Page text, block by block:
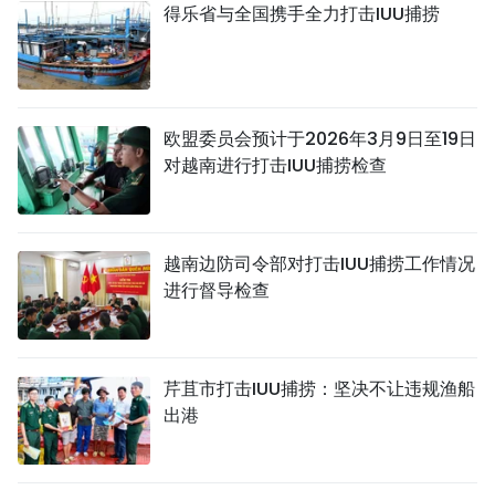
РУССКИЙ
得乐省与全国携手全力打击IUU捕捞
欧盟委员会预计于2026年3月9日至19日
对越南进行打击IUU捕捞检查
越南边防司令部对打击IUU捕捞工作情况
进行督导检查
芹苴市打击IUU捕捞：坚决不让违规渔船
出港